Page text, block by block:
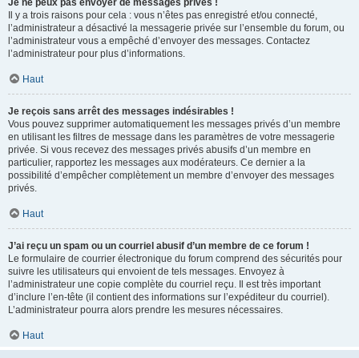
Je ne peux pas envoyer de messages privés !
Il y a trois raisons pour cela : vous n’êtes pas enregistré et/ou connecté,
l’administrateur a désactivé la messagerie privée sur l’ensemble du forum, ou
l’administrateur vous a empêché d’envoyer des messages. Contactez
l’administrateur pour plus d’informations.
Haut
Je reçois sans arrêt des messages indésirables !
Vous pouvez supprimer automatiquement les messages privés d’un membre
en utilisant les filtres de message dans les paramètres de votre messagerie
privée. Si vous recevez des messages privés abusifs d’un membre en
particulier, rapportez les messages aux modérateurs. Ce dernier a la
possibilité d’empêcher complètement un membre d’envoyer des messages
privés.
Haut
J’ai reçu un spam ou un courriel abusif d’un membre de ce forum !
Le formulaire de courrier électronique du forum comprend des sécurités pour
suivre les utilisateurs qui envoient de tels messages. Envoyez à
l’administrateur une copie complète du courriel reçu. Il est très important
d’inclure l’en-tête (il contient des informations sur l’expéditeur du courriel).
L’administrateur pourra alors prendre les mesures nécessaires.
Haut